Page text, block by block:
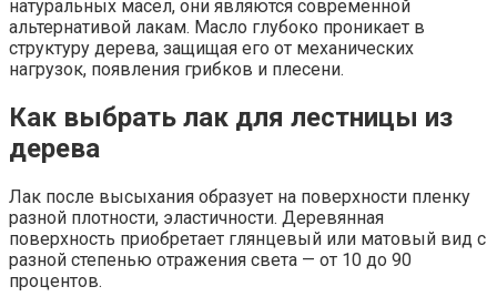
натуральных масел, они являются современной
альтернативой лакам. Масло глубоко проникает в
структуру дерева, защищая его от механических
нагрузок, появления грибков и плесени.
Как выбрать лак для лестницы из
дерева
Лак после высыхания образует на поверхности пленку
разной плотности, эластичности. Деревянная
поверхность приобретает глянцевый или матовый вид с
разной степенью отражения света — от 10 до 90
процентов.